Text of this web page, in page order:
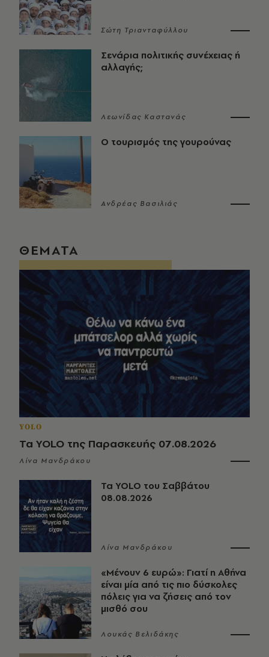
Σώτη Τριανταφύλλου
Σενάρια πολιτικής συνέχειας ή
αλλαγής;
Λεωνίδας Καστανάς
Ο τουρισμός της γουρούνας
Ανδρέας Βασιλιάς
ΘΕΜΑΤΑ
YOLO
Τα YOLO της Παρασκευής 07.08.2026
Λίνα Μανδράκου
Τα YOLO του Σαββάτου
08.08.2026
Λίνα Μανδράκου
«Μένουν 6 ευρώ»: Γιατί η Αθήνα
είναι μία από τις πιο δύσκολες
πόλεις για να ζήσεις από τον
μισθό σου
Λουκάς Βελιδάκης